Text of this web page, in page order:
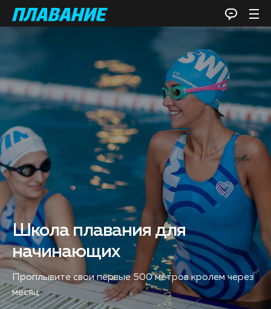
Школа плавания для
начинающих
Проплывите свои первые 500 метров кролем через
месяц